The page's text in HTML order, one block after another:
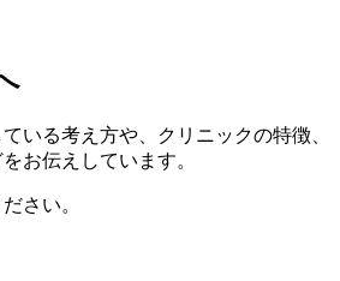
いる考え方や、クリニックの特徴、
お伝えしています。
さい。